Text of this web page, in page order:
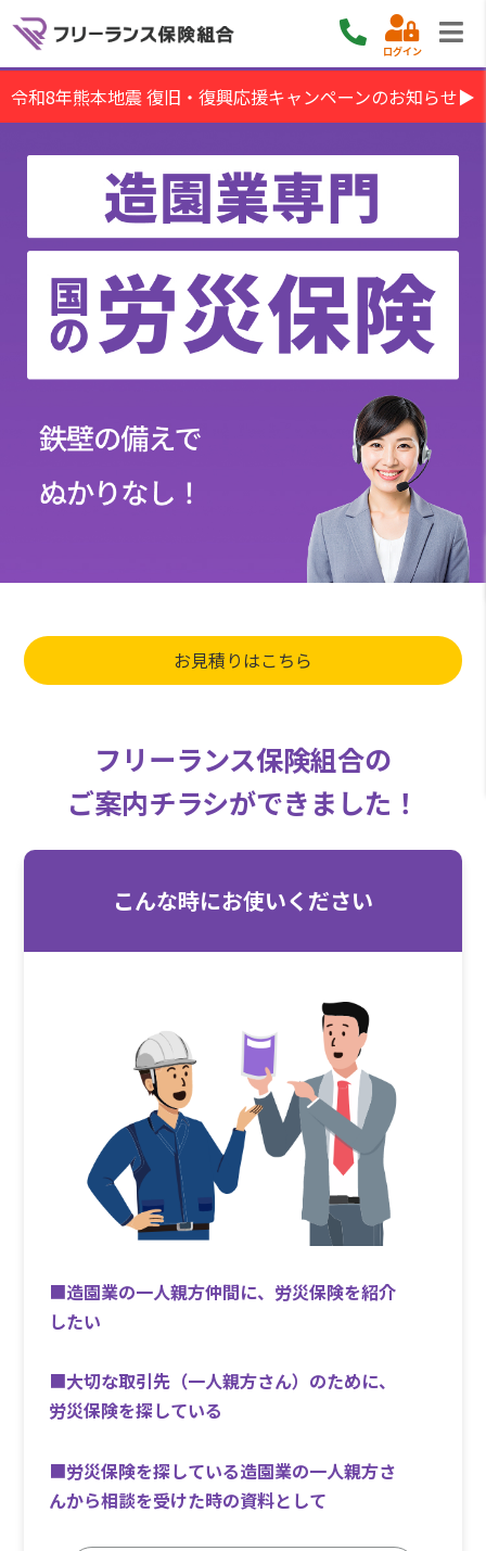
ログイン
令和8年熊本地震 復旧・復興応援キャンペーンのお知らせ▶
お見積りはこちら
フリーランス保険組合の
ご案内チラシができました！
こんな時にお使いください
■造園業の一人親方仲間に、労災保険を紹介
したい
■大切な取引先（一人親方さん）のために、
労災保険を探している
■労災保険を探している造園業の一人親方さ
んから相談を受けた時の資料として